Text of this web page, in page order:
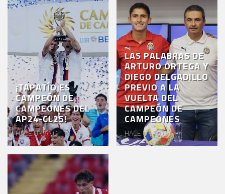
¡TAPATÍO ES
CAMPEÓN DE
CAMPEONES DEL
AP24-CL25!
HACE UN AÑO
LAS PALABRAS DE
ARTURO ORTEGA Y
DIEGO DELGADILLO
PREVIO A LA
VUELTA DEL
CAMPEÓN DE
CAMPEONES
HACE UN AÑO